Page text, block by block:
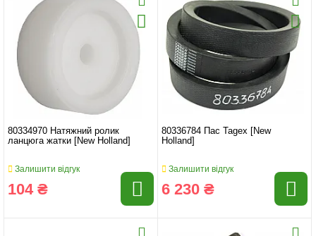
80334970 Натяжний ролик
ланцюга жатки [New Holland]
Залишити відгук
104 ₴
80336784 Пас Tagex [New
Holland]
Залишити відгук
6 230 ₴